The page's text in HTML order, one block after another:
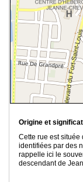
Origine et
Cette rue est
identifiées par des
rappelle ici le
descendant de